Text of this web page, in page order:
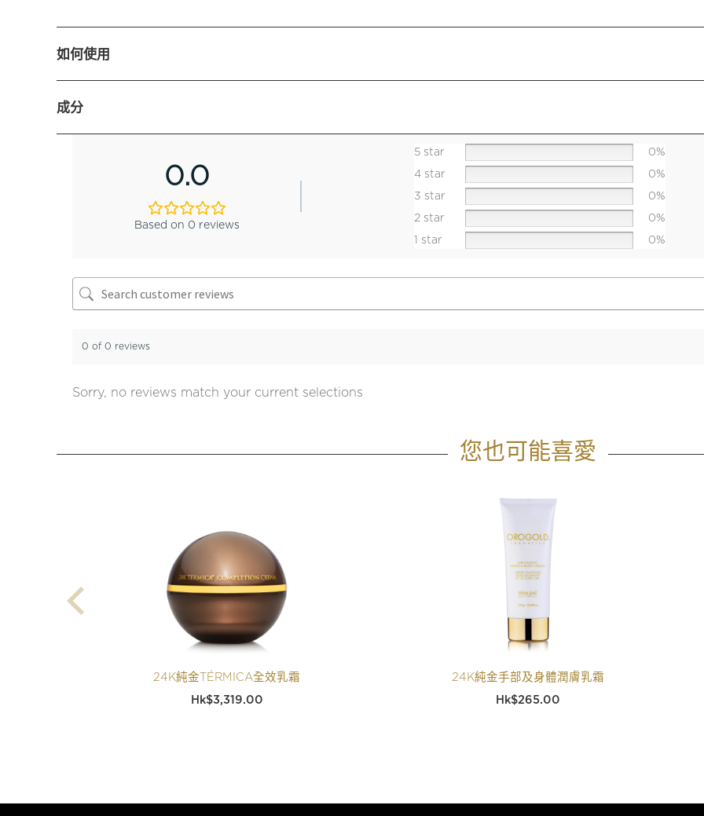
如何使用
成分
0.0
Based on 0 reviews
5 star
0%
4 star
0%
3 star
0%
2 star
0%
1 star
0%
0 of 0 reviews
Sorry, no reviews match your current selections
您也可能喜愛
24K純金TÉRMICA全效乳霜
$3,319.00
24K純金手部及身體潤膚乳霜
$265.00